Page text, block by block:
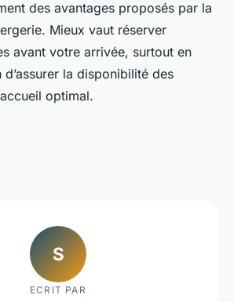
des avantages proposés par la
Mieux vaut réserver
avant votre arrivée, surtout en
la disponibilité des
optimal.
S
ECRIT PAR